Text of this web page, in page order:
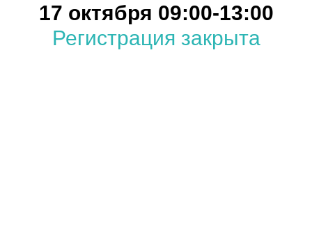
17 октября 09:00-13:00
Регистрация закрыта